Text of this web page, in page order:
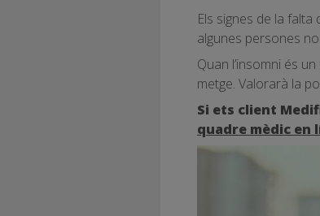
Els signes de la
algunes persones
Quan l’insomni és
metge. Valorarà la
Si ets client
quadre mèdic en